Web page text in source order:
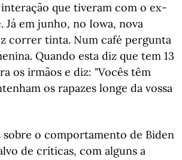
que tiveram com o ex-
Já em junho, no Iowa, nova
correr tinta. Num café pergunta
Quando esta diz que tem 13
os irmãos e diz: "Vocês têm
os rapazes longe da vossa
sobre o comportamento de Biden
de críticas, com alguns a